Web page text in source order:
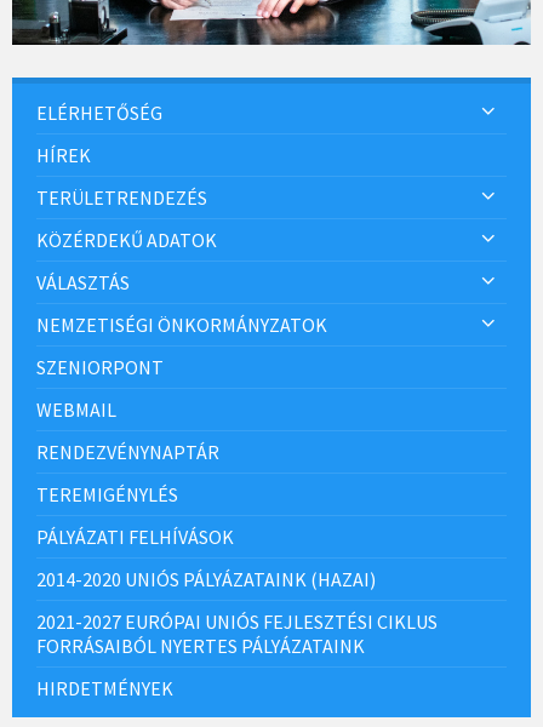
ELÉRHETŐSÉG
HÍREK
TERÜLETRENDEZÉS
KÖZÉRDEKŰ ADATOK
VÁLASZTÁS
NEMZETISÉGI ÖNKORMÁNYZATOK
SZENIORPONT
WEBMAIL
RENDEZVÉNYNAPTÁR
TEREMIGÉNYLÉS
PÁLYÁZATI FELHÍVÁSOK
2014-2020 UNIÓS PÁLYÁZATAINK (HAZAI)
2021-2027 EURÓPAI UNIÓS FEJLESZTÉSI CIKLUS
FORRÁSAIBÓL NYERTES PÁLYÁZATAINK
HIRDETMÉNYEK